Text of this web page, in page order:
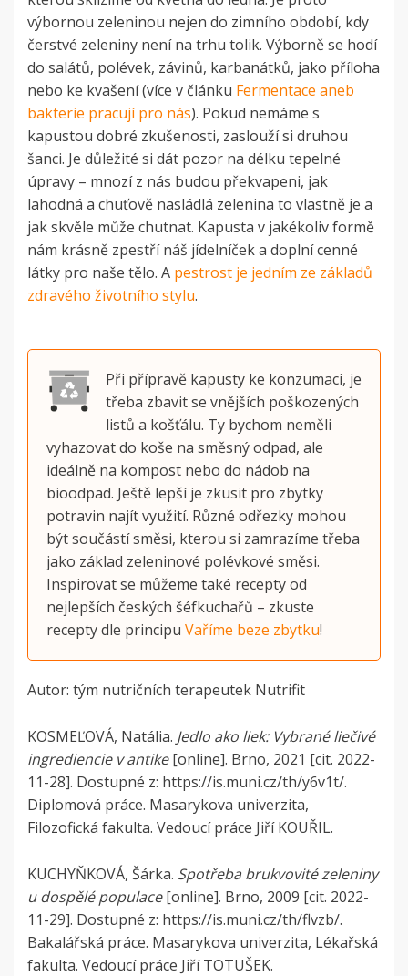
výbornou zeleninou nejen do zimního období, kdy
čerstvé zeleniny není na trhu tolik. Výborně se hodí
do salátů, polévek, závinů, karbanátků, jako příloha
nebo ke kvašení (více v článku Fermentace aneb
bakterie pracují pro nás). Pokud nemáme s
kapustou dobré zkušenosti, zaslouží si druhou
šanci. Je důležité si dát pozor na délku tepelné
úpravy – mnozí z nás budou překvapeni, jak
lahodná a chuťově nasládlá zelenina to vlastně je a
jak skvěle může chutnat. Kapusta v jakékoliv formě
nám krásně zpestří náš jídelníček a doplní cenné
látky pro naše tělo. A pestrost je jedním ze základů
zdravého životního stylu.
Při přípravě kapusty ke konzumaci, je
třeba zbavit se vnějších poškozených
listů a košťálu. Ty bychom neměli
vyhazovat do koše na směsný odpad, ale
ideálně na kompost nebo do nádob na
bioodpad. Ještě lepší je zkusit pro zbytky
potravin najít využití. Různé odřezky mohou
být součástí směsi, kterou si zamrazíme třeba
jako základ zeleninové polévkové směsi.
Inspirovat se můžeme také recepty od
nejlepších českých šéfkuchařů – zkuste
recepty dle principu Vaříme beze zbytku!
Autor: tým nutričních terapeutek Nutrifit
KOSMEĽOVÁ, Natália. Jedlo ako liek: Vybrané liečivé
ingrediencie v antike[online]. Brno, 2021 [cit. 2022-
11-28]. Dostupné z: https://is.muni.cz/th/y6v1t/.
Diplomová práce. Masarykova univerzita,
Filozofická fakulta. Vedoucí práce Jiří KOUŘIL.
KUCHYŇKOVÁ, Šárka. Spotřeba brukvovité zeleniny
u dospělé populace[online]. Brno, 2009 [cit. 2022-
11-29]. Dostupné z: https://is.muni.cz/th/flvzb/.
Bakalářská práce. Masarykova univerzita, Lékařská
fakulta. Vedoucí práce Jiří TOTUŠEK.